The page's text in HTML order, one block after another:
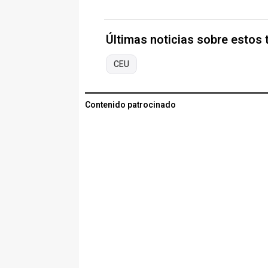
Últimas noticias sobre estos
CEU
Contenido patrocinado